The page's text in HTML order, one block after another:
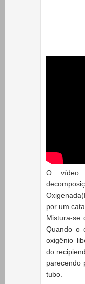
O vídeo
por um
Mistura-se
Quando o
oxigênio
do
parecendo
tubo.